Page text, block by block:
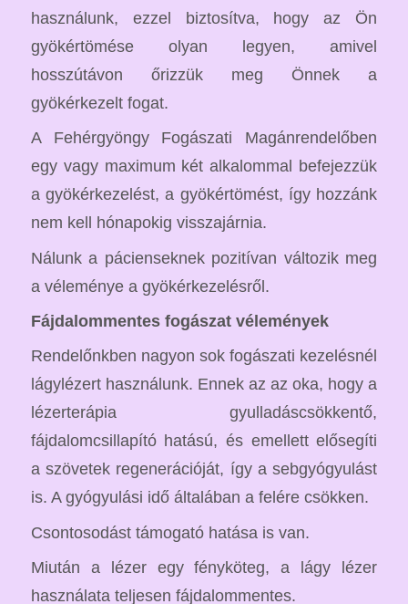
használunk, ezzel biztosítva, hogy az Ön
gyökértömése olyan legyen, amivel
hosszútávon őrizzük meg Önnek a
gyökérkezelt fogat.
A Fehérgyöngy Fogászati Magánrendelőben
egy vagy maximum két alkalommal befejezzük
a gyökérkezelést, a gyökértömést, így hozzánk
nem kell hónapokig visszajárnia.
Nálunk a pácienseknek pozitívan változik meg
a véleménye a gyökérkezelésről.
Fájdalommentes fogászat vélemények
Rendelőnkben nagyon sok fogászati kezelésnél
lágylézert használunk. Ennek az az oka, hogy a
lézerterápia gyulladáscsökkentő,
fájdalomcsillapító hatású, és emellett elősegíti
a szövetek regenerációját, így a sebgyógyulást
is. A gyógyulási idő általában a felére csökken.
Csontosodást támogató hatása is van.
Miután a lézer egy fényköteg, a lágy lézer
használata teljesen fájdalommentes.